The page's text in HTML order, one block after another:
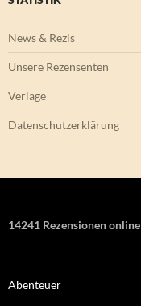
News & Rezis
Unsere Rezensenten
Verlage
Datenschutzerklärung
14241 Rezensionen online
Abenteuer